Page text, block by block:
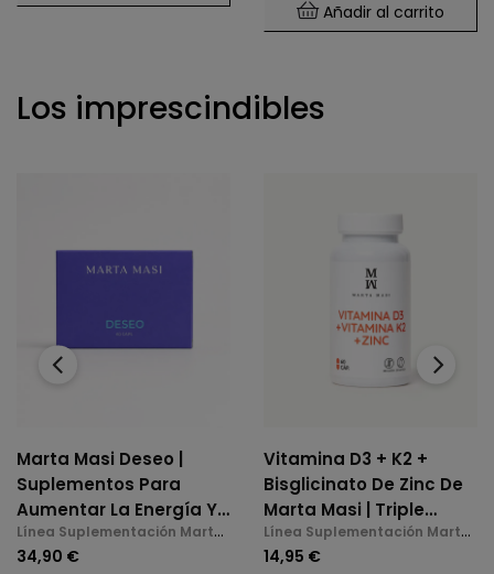
Añadir al carrito
Los imprescindibles
Marta Masi Deseo |
Suplementos Para
Aumentar La Energía Y
La Libido En La
Menopausia
Línea Suplementación Marta
Masi
34,90 €
Vitamina D3 + K2 +
Bisglicinato De Zinc De
Marta Masi | Triple
Acción: Huesos,
Inmunidad Y Bienestar
Línea Suplementación Marta
Masi
14,95 €
‹ ›